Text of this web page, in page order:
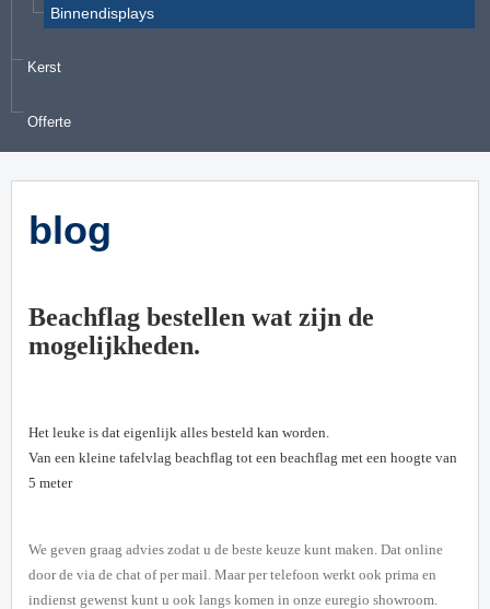
Binnendisplays
Kerst
Offerte
blog
Beachflag bestellen wat zijn de
mogelijkheden.
Het leuke is dat eigenlijk alles besteld kan worden.
Van een kleine tafelvlag beachflag tot een beachflag met een hoogte van
5 meter
We geven graag advies zodat u de beste keuze kunt maken. Dat online
door de via de chat of per mail. Maar per telefoon werkt ook prima en
indienst gewenst kunt u ook langs komen in onze euregio showroom.